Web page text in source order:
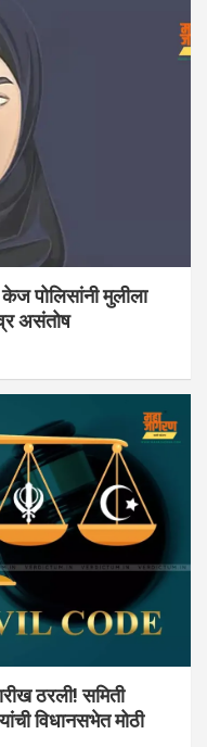
पोलिसांनी मुलीला
असंतोष
ठरली! समिती
विधानसभेत मोठी